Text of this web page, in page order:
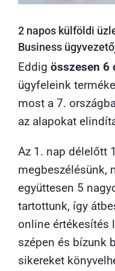
2 napos külföldi
Business
Eddig összesen 6
ügyfeleink
most a 7.
az alapokat
Az 1. nap délelőtt
megbeszélésünk,
együttesen 5
tartottunk, így
online értékesítés
szépen és bízunk
sikereket